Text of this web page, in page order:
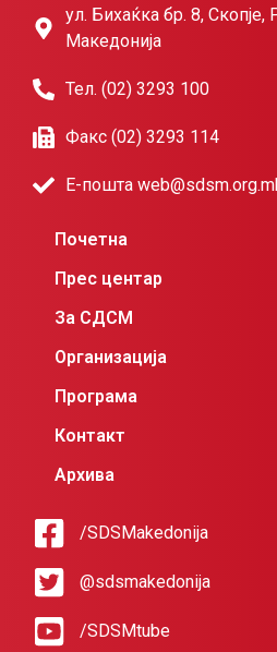
ул. Бихаќка бр. 8,
Македонија
Тел. (02) 3293 100
Факс (02) 3293 114
Е-пошта
Почетна
Прес центар
За СДСМ
Организација
Програма
Контакт
Архива
/SDSMakedonija
@sdsmakedonija
/SDSMtube